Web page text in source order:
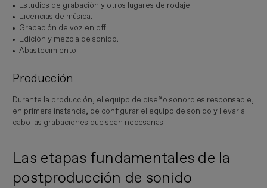
Estudios de grabación y otros lugares de rodaje.
Licencias de música.
Grabación de voz en off.
Edición y mezcla de sonido.
Abastecimiento.
Producción
Durante la producción, el equipo de diseño sonoro es responsable,
en primera instancia, de configurar el equipo de sonido y llevar a
cabo las grabaciones que sean necesarias.
Las etapas fundamentales de la
postproducción de sonido